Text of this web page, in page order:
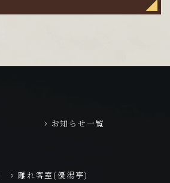
お知らせ一覧
離れ客室(優湯亭)